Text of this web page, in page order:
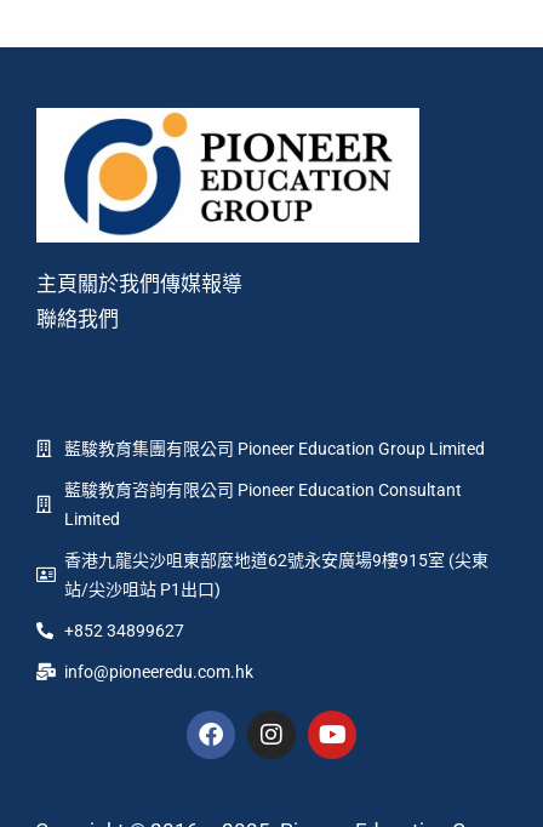
主頁關於我們傳媒報導
聯絡我們
藍駿教育集團有限公司 Pioneer Education Group Limited
藍駿教育咨詢有限公司 Pioneer Education Consultant
Limited
香港九龍尖沙咀東部麼地道62號永安廣場9樓915室 (尖東
站/尖沙咀站 P1出口)
+852 34899627
info@pioneeredu.com.hk